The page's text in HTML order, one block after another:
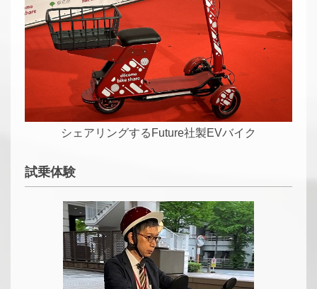
シェアリングするFuture社製EVバイク
試乗体験